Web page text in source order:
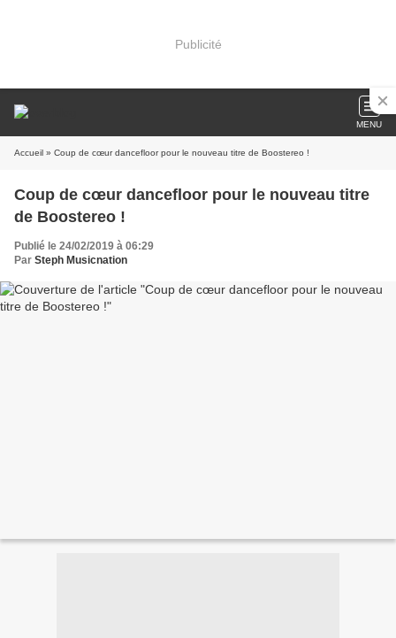
Publicité
MENU
Accueil » Coup de cœur dancefloor pour le nouveau titre de Boostereo !
Coup de cœur dancefloor pour le nouveau titre
de Boostereo !
Publié le 24/02/2019 à 06:29
Par Steph Musicnation